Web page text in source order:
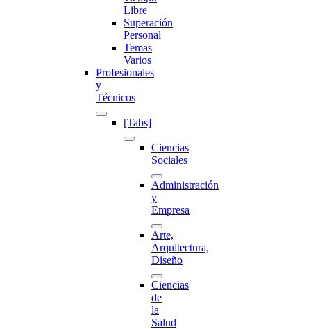
Libre
Superación
Personal
Temas
Varios
Profesionales
y
Técnicos
[Tabs]
Ciencias
Sociales
Administración
y
Empresa
Arte,
Arquitectura,
Diseño
Ciencias
de
la
Salud